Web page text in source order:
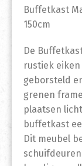
Buffetkast
150cm
De
rustiek
geborsteld
grenen
plaatsen
buffetkast
Dit meubel